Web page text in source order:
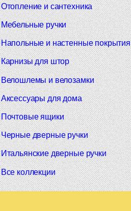
Отопление и сантехника
Мебельные ручки
Напольные и настенные покрытия
Карнизы для штор
Велошлемы и велозамки
Аксессуары для дома
Почтовые ящики
Черные дверные ручки
Итальянские дверные ручки
Все коллекции